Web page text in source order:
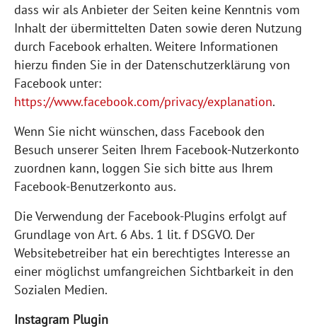
dass wir als Anbieter der Seiten keine Kenntnis vom
Inhalt der übermittelten Daten sowie deren Nutzung
durch Facebook erhalten. Weitere Informationen
hierzu finden Sie in der Datenschutzerklärung von
Facebook unter:
https://www.facebook.com/privacy/explanation.
Wenn Sie nicht wünschen, dass Facebook den
Besuch unserer Seiten Ihrem Facebook-Nutzerkonto
zuordnen kann, loggen Sie sich bitte aus Ihrem
Facebook-Benutzerkonto aus.
Die Verwendung der Facebook-Plugins erfolgt auf
Grundlage von Art. 6 Abs. 1 lit. f DSGVO. Der
Websitebetreiber hat ein berechtigtes Interesse an
einer möglichst umfangreichen Sichtbarkeit in den
Sozialen Medien.
Instagram Plugin